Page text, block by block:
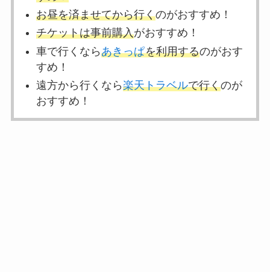
お昼を済ませてから行くのがおすすめ！
チケットは事前購入がおすすめ！
車で行くならあきっぱを利用するのがおす
すめ！
遠方から行くなら楽天トラベルで行くのが
おすすめ！